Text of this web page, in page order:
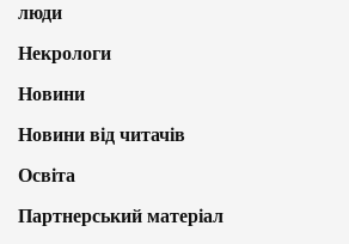
люди
Некрологи
Новини
Новини від читачів
Освіта
Партнерський матеріал